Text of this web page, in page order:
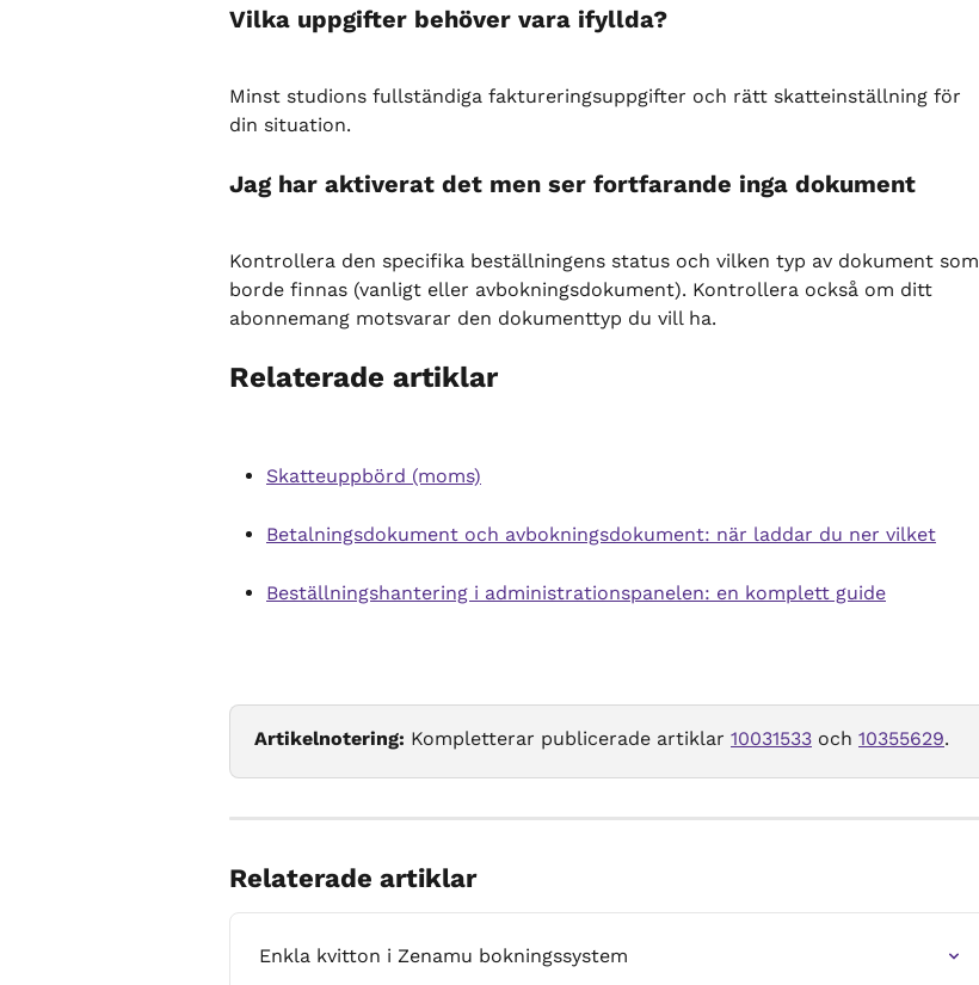
Vilka uppgifter behöver vara ifyllda?
Minst studions fullständiga faktureringsuppgifter och rätt skatteinställning för
din situation.
Jag har aktiverat det men ser fortfarande inga dokument
Kontrollera den specifika beställningens status och vilken typ av dokument som
borde finnas (vanligt eller avbokningsdokument). Kontrollera också om ditt
abonnemang motsvarar den dokumenttyp du vill ha.
Relaterade artiklar
Skatteuppbörd (moms)
Betalningsdokument och avbokningsdokument: när laddar du ner vilket
Beställningshantering i administrationspanelen: en komplett guide
Artikelnotering: Kompletterar publicerade artiklar 10031533 och 10355629.
Relaterade artiklar
Enkla kvitton i Zenamu bokningssystem